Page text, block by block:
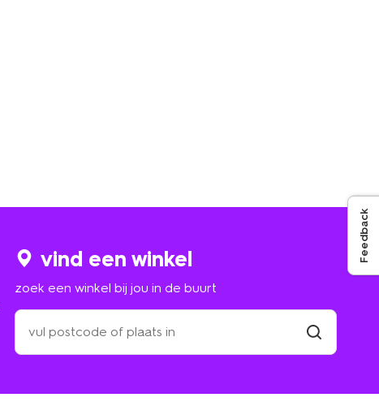
vind een winkel
zoek een winkel bij jou in de buurt
zoek
een
winkel
in
Feedback